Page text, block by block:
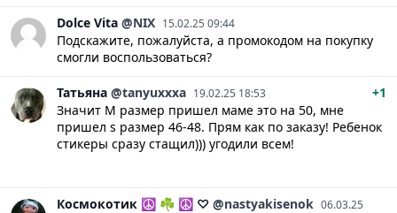
Dolce Vita @NIX 15.02.25 09:44
Подскажите, пожалуйста, а промокодом на покупку
смогли воспользоваться?
Татьяна @tanyuxxxa 19.02.25 18:53
+1
Значит M размер пришел маме это на 50, мне
пришел s размер 46-48. Прям как по заказу! Ребенок
стикеры сразу стащил))) угодили всем!
Космокотик ☮ ☘ ☮ ♡ @nastyakisenok 06.03.25